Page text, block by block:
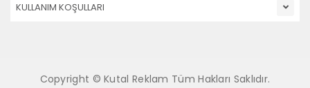
KULLANIM KOŞULLARI
Copyright © Kutal Reklam Tüm Hakları Saklıdır.